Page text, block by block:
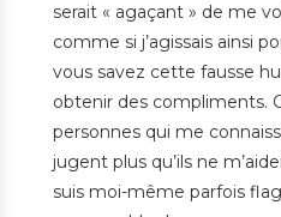
serait « agaçant » de me
comme si j’agissais ainsi
vous savez cette fausse
obtenir des compliments.
personnes qui me
jugent plus qu’ils ne
suis moi-même parfois